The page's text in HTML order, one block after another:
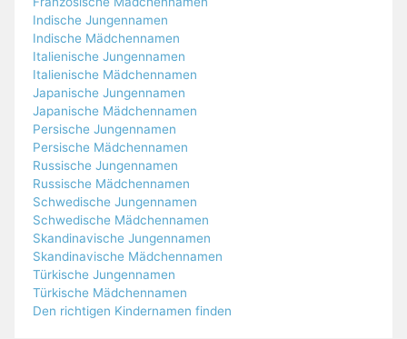
Indische Jungennamen
Indische Mädchennamen
Italienische Jungennamen
Italienische Mädchennamen
Japanische Jungennamen
Japanische Mädchennamen
Persische Jungennamen
Persische Mädchennamen
Russische Jungennamen
Russische Mädchennamen
Schwedische Jungennamen
Schwedische Mädchennamen
Skandinavische Jungennamen
Skandinavische Mädchennamen
Türkische Jungennamen
Türkische Mädchennamen
Den richtigen Kindernamen finden